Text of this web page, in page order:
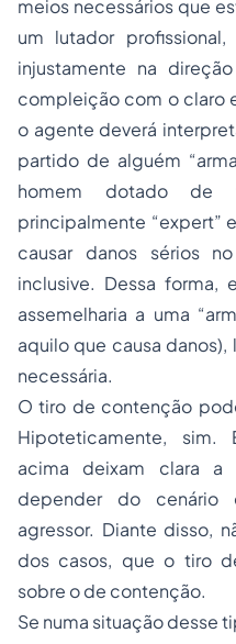
meios necessários que
um lutador
injustamente na
compleição com o claro
o agente deverá
partido de alguém
homem dotado de
principalmente “expert”
causar danos sérios
inclusive. Dessa forma,
assemelharia a uma
aquilo que causa
necessária.
O tiro de contenção
Hipoteticamente, sim.
acima deixam clara
depender do
agressor. Diante disso,
dos casos, que o tiro
sobre o de contenção.
Se numa situação desse